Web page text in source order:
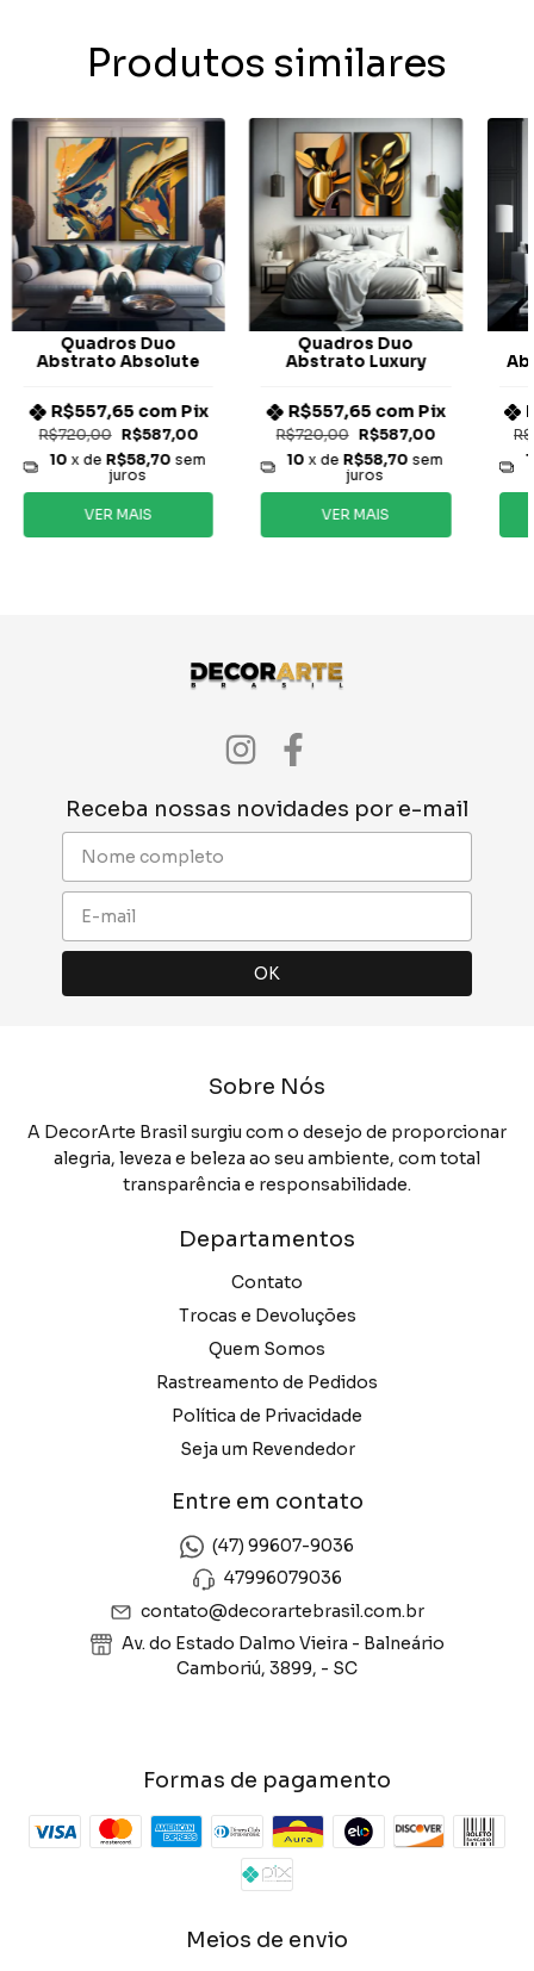
Produtos similares
Quadros Duo
Abstrato Absolute
R$720,00 R$587,00
R$557,65com Pix
10 x deR$58,70 sem
juros
VER MAIS
Quadros Duo
Abstrato Luxury
R$720,00 R$587,00
R$557,65com Pix
10 x deR$58,70 sem
juros
VER MAIS
Receba nossas novidades por e-mail
Sobre Nós
A DecorArte Brasil surgiu com o desejo de proporcionar
alegria, leveza e beleza ao seu ambiente, com total
transparência e responsabilidade.
Departamentos
Contato
Trocas e Devoluções
Quem Somos
Rastreamento de Pedidos
Política de Privacidade
Seja um Revendedor
Entre em contato
(47) 99607-9036
47996079036
contato@decorartebrasil.com.br
Av. do Estado Dalmo Vieira - Balneário
Camboriú, 3899, - SC
Formas de pagamento
Meios de envio